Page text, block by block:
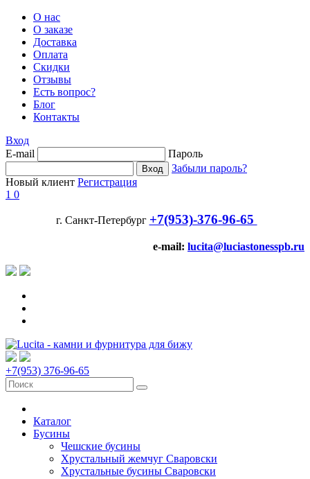
О нас
О заказе
Доставка
Оплата
Скидки
Отзывы
Есть вопрос?
Блог
Контакты
Вход
E-mail
Пароль
Забыли пароль?
Новый клиент Регистрация
1 0
г. Санкт-Петербург +7(953)-376-96-65
e-mail: lucita@luciastonesspb.ru
+7(953) 376-96-65
Каталог
Бусины
Чешские бусины
Хрустальный жемчуг Сваровски
Хрустальные бусины Сваровски